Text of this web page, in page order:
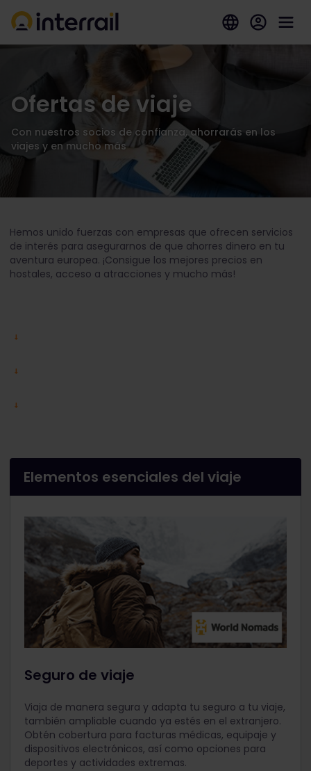
Ofertas de viaje
Con nuestros socios de confianza, ahorrarás en los
viajes y en mucho más
Hemos unido fuerzas con empresas que ofrecen servicios
de interés para asegurarnos de que ahorres dinero en tu
aventura europea. ¡Consigue los mejores precios en
hostales, acceso a atracciones y mucho más!
Elementos esenciales del viaje
Seguro de viaje
Viaja de manera segura y adapta tu seguro a tu viaje,
también ampliable cuando ya estés en el extranjero.
Obtén cobertura para facturas médicas, equipaje y
dispositivos electrónicos, así como opciones para
deportes y actividades extremas.